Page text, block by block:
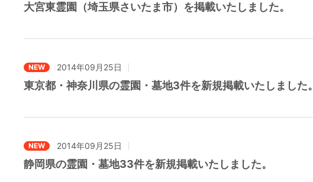
大宮東霊園（埼玉県さいたま市）を掲載いたしました。
NEW 2014年09月25日
東京都・神奈川県の霊園・墓地3件を新規掲載いたしました。
NEW 2014年09月25日
静岡県の霊園・墓地33件を新規掲載いたしました。